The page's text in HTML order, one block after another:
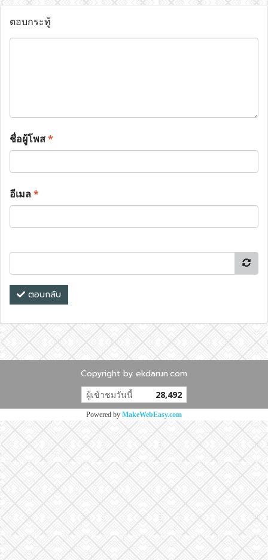
ตอบกระทู้
ชื่อผู้โพส*
อีเมล*
ตอบกลับ
Copyright by ekdarun.com
ผู้เข้าชมวันนี้ 28,492
Powered by MakeWebEasy.com